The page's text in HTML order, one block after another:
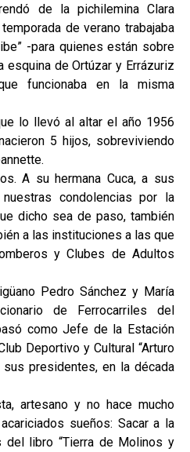
de la pichilemina Clara
de verano trabajaba
-para quienes están sobre
de Ortúzar y Errázuriz
funcionaba en la misma
lo llevó al altar el año 1956
5 hijos, sobreviviendo
A su hermana Cuca, a sus
condolencias por la
dicho sea de paso, también
a las instituciones a las que
y Clubes de Adultos
Pedro Sánchez y María
de Ferrocarriles del
como Jefe de la Estación
Deportivo y Cultural “Arturo
presidentes, en la década
artesano y no hace mucho
sueños: Sacar a la
del libro “Tierra de Molinos y